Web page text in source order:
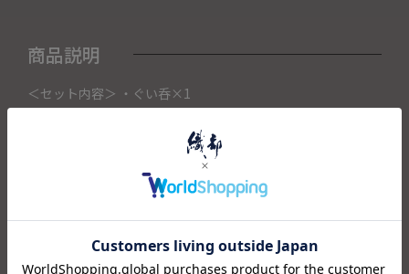
商品説明
＜セット内容＞ ・ぐい呑×1
こちらの商品は織部下北沢店にて展示販売中の作品になりま
ご注文いただいたタイミングによって織部下北沢店頭で売り
切れた場合は、キャンセルさせて頂きます。
また織部下北沢店からの出荷になりますので、ご注文確認
予めご了承くださいませ。